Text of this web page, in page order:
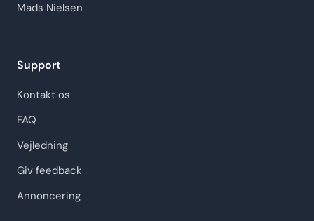
Mads Nielsen
Support
Kontakt os
FAQ
Vejledning
Giv feedback
Annoncering